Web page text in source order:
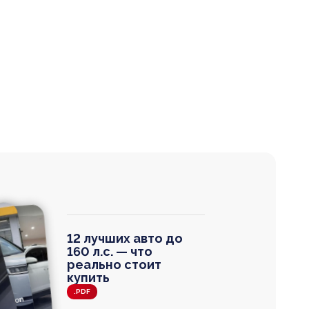
12 лучших авто до
160 л.с. — что
реально стоит
купить
.PDF